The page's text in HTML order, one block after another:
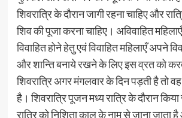
शिवरात्रि के दौरान जागी रहना चाहिए और
शिव की पूजा करना चाहिए। अविवाहित
विवाहित होने हेतु एवं विवाहित महिलाएँ अपने
और शान्ति बनाये रखने के लिए इस व्रत को
शिवरात्रि अगर मंगलवार के दिन पड़ती है तो
है। शिवरात्रि पूजन मध्य रात्रि के दौरान
रात्रि को निशिता काल के नाम से जाना जाता